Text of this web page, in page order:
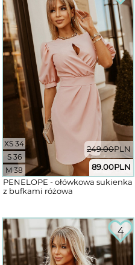
XS 34
S 36
M 38
249.00PLN
89.00PLN
PENELOPE - ołówkowa sukienka
z bufkami różowa
4